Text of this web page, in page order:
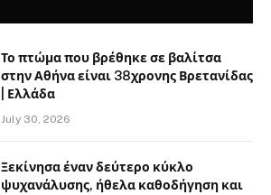
Το πτώμα που βρέθηκε σε βαλίτσα
στην Αθήνα είναι 38χρονης Βρετανίδας
| Ελλάδα
July 30, 2026
Ξεκίνησα έναν δεύτερο κύκλο
ψυχανάλυσης, ήθελα καθοδήγηση και